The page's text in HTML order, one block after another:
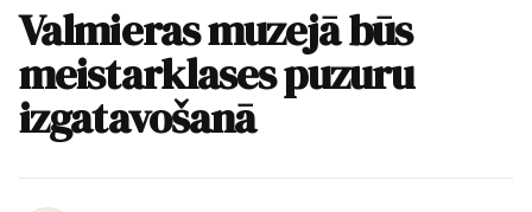
Valmieras muzejā būs
meistarklases puzuru
izgatavošanā